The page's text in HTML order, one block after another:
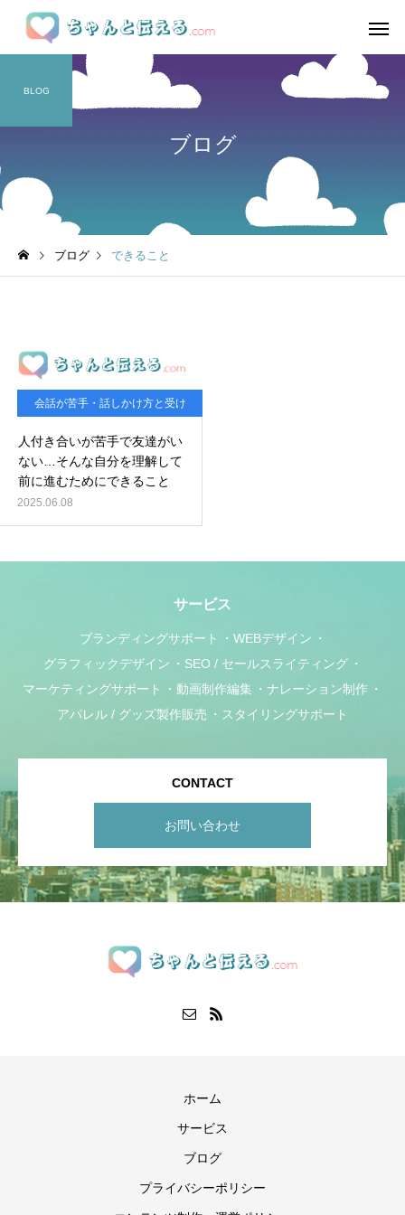
ブログ
BLOG
ブログ できること
会話が苦手・話しかけ方と受け
人付き合いが苦手で友達がい
ない…そんな自分を理解して
前に進むためにできること
2025.06.08
サービス
ブランディングサポート
WEBデザイン
グラフィックデザイン
SEO / セールスライティング
マーケティングサポート
動画制作編集
ナレーション制作
アパレル / グッズ製作販売
スタイリングサポート
CONTACT
お問い合わせ
ホーム
サービス
ブログ
プライバシーポリシー